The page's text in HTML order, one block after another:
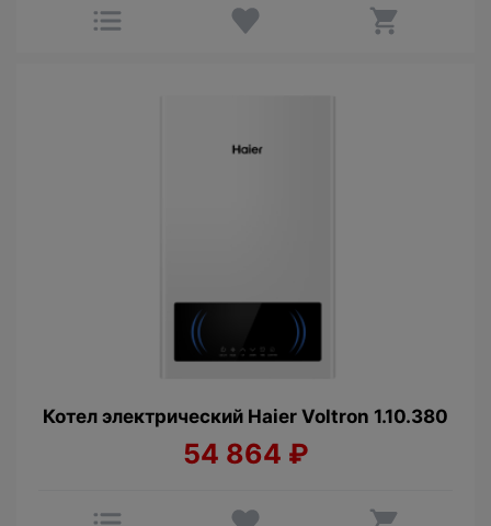
Котел электрический Haier Voltron 1.10.380
54 864 ₽